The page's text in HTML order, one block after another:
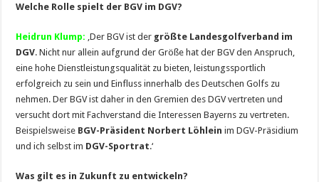
Welche Rolle spielt der BGV im DGV?
Heidrun Klump: ‚Der BGV ist der größte Landesgolfverband im
DGV. Nicht nur allein aufgrund der Größe hat der BGV den Anspruch,
eine hohe Dienstleistungsqualität zu bieten, leistungssportlich
erfolgreich zu sein und Einfluss innerhalb des Deutschen Golfs zu
nehmen. Der BGV ist daher in den Gremien des DGV vertreten und
versucht dort mit Fachverstand die Interessen Bayerns zu vertreten.
Beispielsweise BGV-Präsident Norbert Löhlein im DGV-Präsidium
und ich selbst im DGV-Sportrat.‘
Was gilt es in Zukunft zu entwickeln?